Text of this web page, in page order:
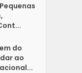
do
ao